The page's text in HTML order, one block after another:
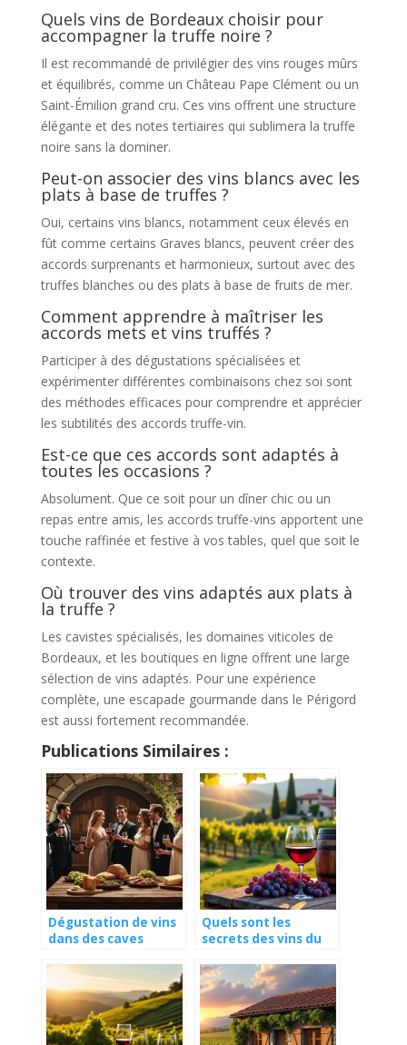
Quels vins de Bordeaux choisir pour
accompagner la truffe noire ?
Il est recommandé de privilégier des vins rouges mûrs
et équilibrés, comme un Château Pape Clément ou un
Saint-Émilion grand cru. Ces vins offrent une structure
élégante et des notes tertiaires qui sublimera la truffe
noire sans la dominer.
Peut-on associer des vins blancs avec les
plats à base de truffes ?
Oui, certains vins blancs, notamment ceux élevés en
fût comme certains Graves blancs, peuvent créer des
accords surprenants et harmonieux, surtout avec des
truffes blanches ou des plats à base de fruits de mer.
Comment apprendre à maîtriser les
accords mets et vins truffés ?
Participer à des dégustations spécialisées et
expérimenter différentes combinaisons chez soi sont
des méthodes efficaces pour comprendre et apprécier
les subtilités des accords truffe-vin.
Est-ce que ces accords sont adaptés à
toutes les occasions ?
Absolument. Que ce soit pour un dîner chic ou un
repas entre amis, les accords truffe-vins apportent une
touche raffinée et festive à vos tables, quel que soit le
contexte.
Où trouver des vins adaptés aux plats à
la truffe ?
Les cavistes spécialisés, les domaines viticoles de
Bordeaux, et les boutiques en ligne offrent une large
sélection de vins adaptés. Pour une expérience
complète, une escapade gourmande dans le Périgord
est aussi fortement recommandée.
Publications Similaires :
Dégustation de vins
dans des caves
Quels sont les
secrets des vins du